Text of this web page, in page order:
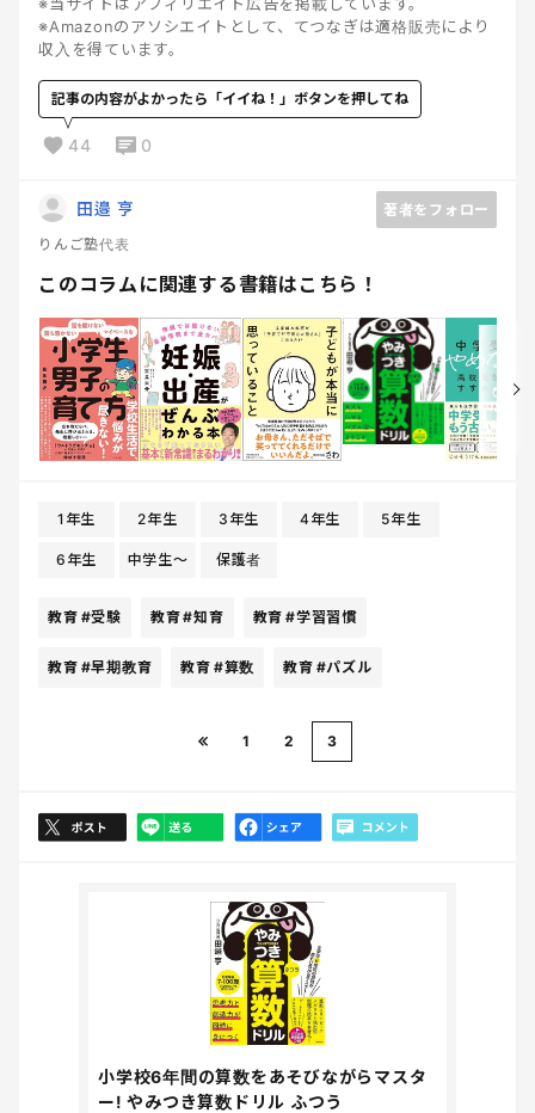
※Amazonのアソシエイトとして、てつなぎは適格販売により
収入を得ています。
記事の内容がよかったら「イイね！」ボタンを押してね
44 0
田邉 亨
著者をフォロー
りんご塾代表
このコラムに関連する書籍はこちら！
1年生 2年生 3年生 4年生 5年生
6年生 中学生〜 保護者
教育 #受験 教育#知育 教育 #学習習慣
教育 #早期教育 教育 #算数 教育 #パズル
1 2 3
小学校6年間の算数をあそびながらマスタ
ー! やみつき算数ドリル ふつう